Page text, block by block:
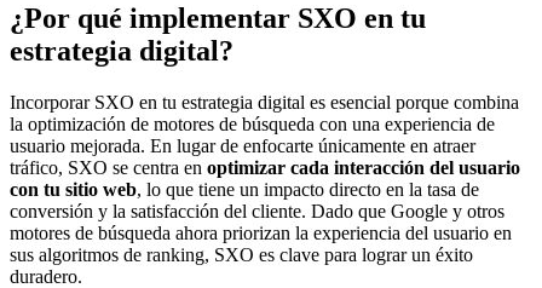
¿Por qué implementar SXO en tu
estrategia digital?
Incorporar SXO en tu estrategia digital es esencial porque combina
la optimización de motores de búsqueda con una experiencia de
usuario mejorada. En lugar de enfocarte únicamente en atraer
tráfico, SXO se centra en optimizar cada interacción del usuario
con tu sitio web, lo que tiene un impacto directo en la tasa de
conversión y la satisfacción del cliente. Dado que Google y otros
motores de búsqueda ahora priorizan la experiencia del usuario en
sus algoritmos de ranking, SXO es clave para lograr un éxito
duradero.